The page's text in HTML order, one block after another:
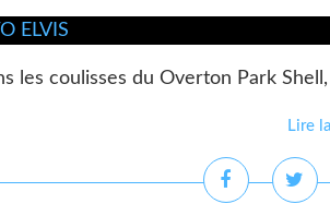
les coulisses du Overton Park
Lire